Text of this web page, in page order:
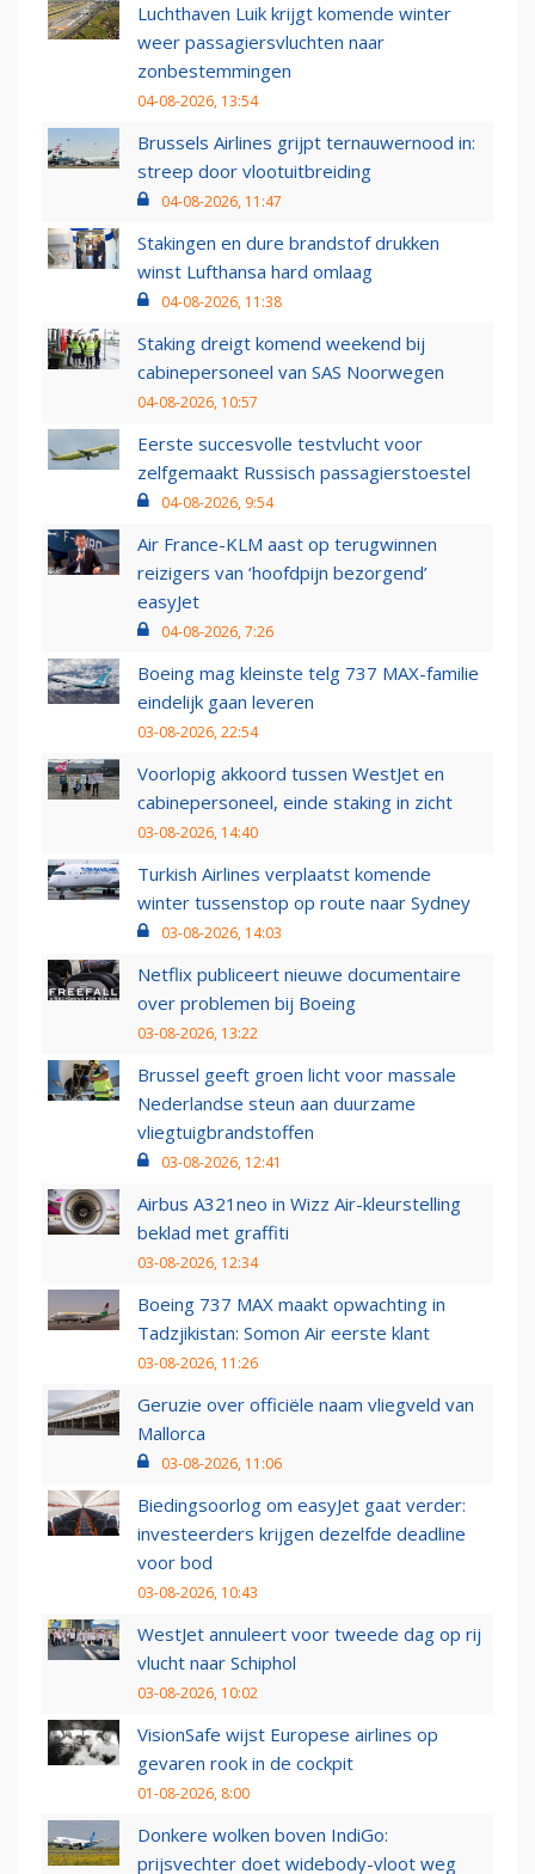
Luchthaven Luik krijgt komende winter
weer passagiersvluchten naar
zonbestemmingen
04-08-2026, 13:54
Brussels Airlines grijpt ternauwernood in:
streep door vlootuitbreiding
04-08-2026, 11:47
Stakingen en dure brandstof drukken
winst Lufthansa hard omlaag
04-08-2026, 11:38
Staking dreigt komend weekend bij
cabinepersoneel van SAS Noorwegen
04-08-2026, 10:57
Eerste succesvolle testvlucht voor
zelfgemaakt Russisch passagierstoestel
04-08-2026, 9:54
Air France-KLM aast op terugwinnen
reizigers van ‘hoofdpijn bezorgend’
easyJet
04-08-2026, 7:26
Boeing mag kleinste telg 737 MAX-familie
eindelijk gaan leveren
03-08-2026, 22:54
Voorlopig akkoord tussen WestJet en
cabinepersoneel, einde staking in zicht
03-08-2026, 14:40
Turkish Airlines verplaatst komende
winter tussenstop op route naar Sydney
03-08-2026, 14:03
Netflix publiceert nieuwe documentaire
over problemen bij Boeing
03-08-2026, 13:22
Brussel geeft groen licht voor massale
Nederlandse steun aan duurzame
vliegtuigbrandstoffen
03-08-2026, 12:41
Airbus A321neo in Wizz Air-kleurstelling
beklad met graffiti
03-08-2026, 12:34
Boeing 737 MAX maakt opwachting in
Tadzjikistan: Somon Air eerste klant
03-08-2026, 11:26
Geruzie over officiële naam vliegveld van
Mallorca
03-08-2026, 11:06
Biedingsoorlog om easyJet gaat verder:
investeerders krijgen dezelfde deadline
voor bod
03-08-2026, 10:43
WestJet annuleert voor tweede dag op rij
vlucht naar Schiphol
03-08-2026, 10:02
VisionSafe wijst Europese airlines op
gevaren rook in de cockpit
01-08-2026, 8:00
Donkere wolken boven IndiGo:
prijsvechter doet widebody-vloot weg